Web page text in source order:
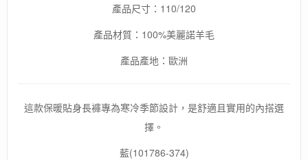
產品尺寸：110/120
產品材質：100%美麗諾羊毛
產品產地：歐洲
這款保暖貼身長褲專為寒冷季節設計，是舒適且實用的內搭選
擇。
藍(101786-374)